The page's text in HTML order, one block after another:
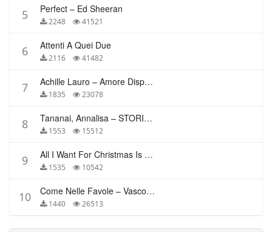
5 Perfect – Ed Sheeran
2248 41521
6 Attenti A Quei Due
2116 41482
7 Achille Lauro – Amore Disperato
1835 23078
8 Tananai, Annalisa – STORIE BREVI
1553 15512
9 All I Want For Christmas Is You – Mariah Carey
1535 10542
10 Come Nelle Favole – Vasco Rossi
1440 26513